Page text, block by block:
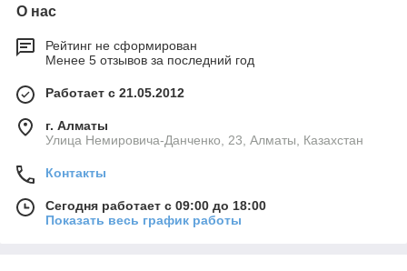
О нас
Рейтинг не сформирован
Менее 5 отзывов за последний год
Работает с 21.05.2012
г. Алматы
Улица Немировича-Данченко, 23, Алматы, Казахстан
Контакты
Сегодня работает с 09:00 до 18:00
Показать весь график работы